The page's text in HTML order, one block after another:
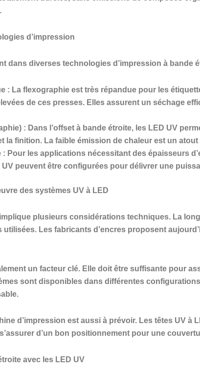
d’impression
dans diverses technologies d’impression à bande
: La flexographie est très répandue pour les
de ces presses. Elles assurent un séchage
: Dans l’offset à bande étroite, les LED UV
la finition. La faible émission de chaleur est un
: Pour les applications nécessitant des épaisseurs
peuvent être configurées pour délivrer une
des systèmes UV à LED
plusieurs considérations techniques. La
utilisées. Les fabricants d’encres proposent
un facteur clé. Elle doit être suffisante pour
sont disponibles dans différentes
d’impression est aussi à prévoir. Les têtes UV
d’un bon positionnement pour une
avec les LED UV